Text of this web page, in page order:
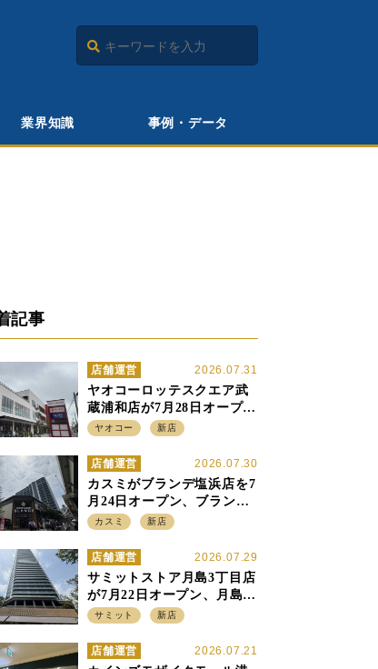
業界知識 事例・データ
記事
2026.07.31
店舗運営
ヤオコーロッテスクエア武
蔵浦和店が7月28日オープ
ン、至近の惣菜繁盛店・武
すみ分け
ヤオコー 新店
2026.07.30
店舗運営
カスミがブランデ塩浜店を7
月24日オープン、ブランデ5
店目は生鮮、デリカ強化の
入れ
カスミ 新店
2026.07.29
店舗運営
サミットストア月島3丁目店
が7月22日オープン、月島の
58階建てタワーマンション1
を出店
サミット 新店
2026.07.21
店舗運営